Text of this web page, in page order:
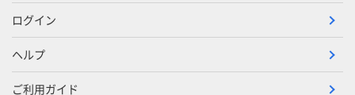
ログイン
ヘルプ
ご利用ガイド